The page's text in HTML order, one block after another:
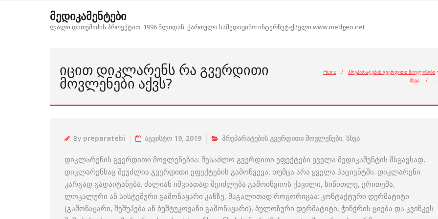
მედიკამენტები
ლალი დათეშიძის პროექტით. 1996 წლიდან. ქართული სამედიცინო ინტერნეტ-ქსელი www.medgeo.net
ᲘᲪᲘᲗ ᲓᲘᲙᲚᲐᲠᲔᲜᲡ ᲠᲐ ᲒᲕᲔᲠᲓᲘᲗᲘ
ᲛᲝᲕᲚᲔᲜᲔᲑᲘ ᲐᲥᲕᲡ?
Home / პრეპარატების გვერდითი მოვლენები •
სხვა
/ …
By preparatebi აგვისტო 19, 2019 პრეპარატების გვერდითი მოვლენები, სხვა
დიკლარენის გვერდითი მოვლენებია: შესაძლო გვერდითი ეფექტები ყველა მედიკამენტის მსგავსად,
დიკლარენსაც შეუძლია გვერდითი ეფექტების გამოწვევა, თუმცა არა ყველა პაციენტში. დიკლარენი
კარგად გადაიტანება. ძალიან იშვიათად შეიძლება გამოიწვიოს ქავილი, სიწითლე, ერითემა,
ლოკალური ან სისტემური გამონაყარი კანზე, მაგალითად როგორიცაა: კონტაქტური დერმატიტი
(გამონაყარი, შეშუპება ან ბუშტუკოვანი გამონაყარი), ბულოზური დერმატიტი, ჭინჭრის ციება და კვინკეს